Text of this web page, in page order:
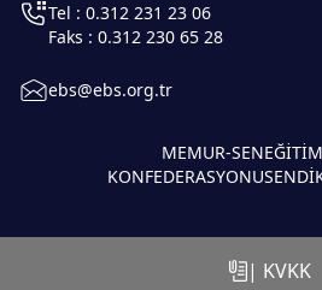
MEMUR-SEN
KONFEDERASYONU
Tel : 0.312 231 23 06
Faks : 0.312 230 65 28
ebs@ebs.org.tr
| KVKK